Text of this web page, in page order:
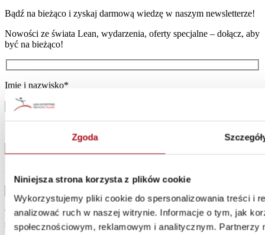
Zgoda
Niniejsza strona korzysta z plików cookie
Wykorzystujemy pliki cookie do spersonalizowania treści i
analizować ruch w naszej witrynie. Informacje o tym, jak
społecznościowym, reklamowym i analitycznym. Partnerzy
Bądź na bieżąco i zyskaj darmową wiedzę w naszym newsletterze!
Nowości ze świata Lean, wydarzenia, oferty specjalne – dołącz, aby
być na bieżąco!
Imię i nazwisko*
Nazwa firmy
Adres e-mail*
This site is protected by reCAPTCHA and the GooglePrivacy PolicyandTerms
of Service apply.